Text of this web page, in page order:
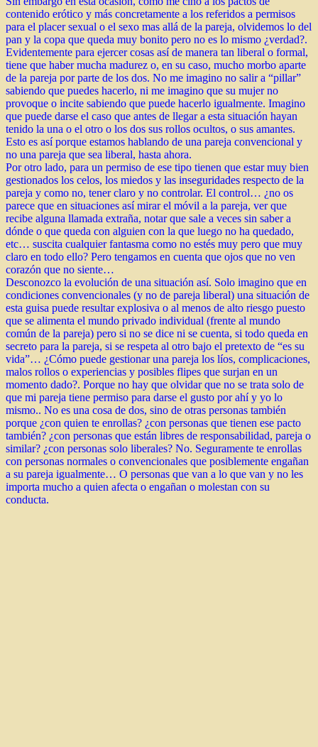
contenido erótico y más concretamente a los referidos a permisos
para el placer sexual o el sexo mas allá de la pareja, olvidemos lo del
pan y la copa que queda muy bonito pero no es lo mismo ¿verdad?.
Evidentemente para ejercer cosas así de manera tan liberal o formal,
tiene que haber mucha madurez o, en su caso, mucho morbo aparte
de la pareja por parte de los dos. No me imagino no salir a “pillar”
sabiendo que puedes hacerlo, ni me imagino que su mujer no
provoque o incite sabiendo que puede hacerlo igualmente. Imagino
que puede darse el caso que antes de llegar a esta situación hayan
tenido la una o el otro o los dos sus rollos ocultos, o sus amantes.
Esto es así porque estamos hablando de una pareja convencional y
no una pareja que sea liberal, hasta ahora.
Por otro lado, para un permiso de ese tipo tienen que estar muy bien
gestionados los celos, los miedos y las inseguridades respecto de la
pareja y como no, tener claro y no controlar. El control… ¿no os
parece que en situaciones así mirar el móvil a la pareja, ver que
recibe alguna llamada extraña, notar que sale a veces sin saber a
dónde o que queda con alguien con la que luego no ha quedado,
etc… suscita cualquier fantasma como no estés muy pero que muy
claro en todo ello? Pero tengamos en cuenta que ojos que no ven
corazón que no siente…
Desconozco la evolución de una situación así. Solo imagino que en
condiciones convencionales (y no de pareja liberal) una situación de
esta guisa puede resultar explosiva o al menos de alto riesgo puesto
que se alimenta el mundo privado individual (frente al mundo
común de la pareja) pero si no se dice ni se cuenta, si todo queda en
secreto para la pareja, si se respeta al otro bajo el pretexto de “es su
vida”… ¿Cómo puede gestionar una pareja los líos, complicaciones,
malos rollos o experiencias y posibles flipes que surjan en un
momento dado?. Porque no hay que olvidar que no se trata solo de
que mi pareja tiene permiso para darse el gusto por ahí y yo lo
mismo.. No es una cosa de dos, sino de otras personas también
porque ¿con quien te enrollas? ¿con personas que tienen ese pacto
también? ¿con personas que están libres de responsabilidad, pareja o
similar? ¿con personas solo liberales? No. Seguramente te enrollas
con personas normales o convencionales que posiblemente engañan
a su pareja igualmente… O personas que van a lo que van y no les
importa mucho a quien afecta o engañan o molestan con su
conducta.